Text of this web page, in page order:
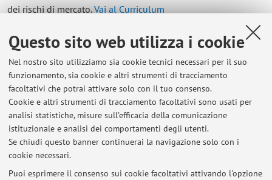
Questo sito web utilizza i cookie
Nel nostro sito utilizziamo sia cookie tecnici necessari per il suo
funzionamento, sia cookie e altri strumenti di tracciamento
facoltativi che potrai attivare solo con il tuo consenso.
Cookie e altri strumenti di tracciamento facoltativi sono usati per
analisi statistiche, misure sull'efficacia della comunicazione
istituzionale e analisi dei comportamenti degli utenti.
Se chiudi questo banner continuerai la navigazione solo con i
cookie necessari.
Puoi esprimere il consenso sui cookie facoltativi attivando l'opzione
dei rischi di mercato.Vai al Curriculum
Contatti
E-mail: pietro.rossi3@unibo.it
Dipartimento di Scienze Statistiche "Paolo Fortunati"
Via Belle Arti 41, Bologna -
Vai alla mappa